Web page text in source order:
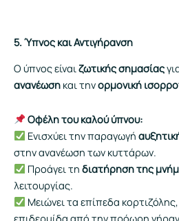
5. Ύπνος και Αντιγήρανση
Ο ύπνος είναιζωτικής σημασίας
ανανέωση και τηνορμονική
Οφέλη του καλού ύπνου:
Ενισχύει την παραγωγή
στην ανανέωση των κυττάρων.
Προάγει τη διατήρηση της
λειτουργίας.
Μειώνει τα επίπεδα
επιδερμίδα από την πρόωρη